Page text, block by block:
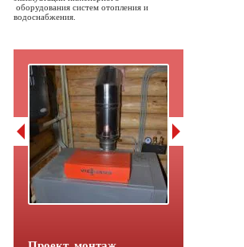
оборудования систем отопления и
водоснабжения.